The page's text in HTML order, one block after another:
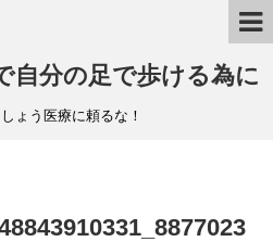
自分の足で歩ける為に
ょう医療に頼るな！